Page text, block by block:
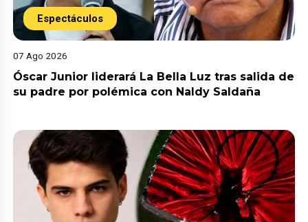
Espectáculos
07 Ago 2026
Óscar Junior liderará La Bella Luz tras salida de
su padre por polémica con Naldy Saldaña